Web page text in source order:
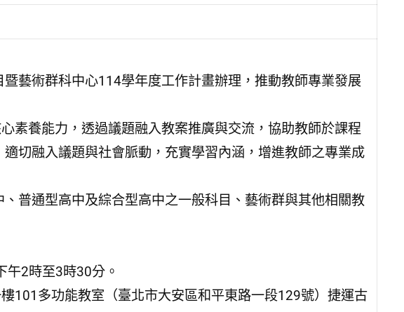
藝術群科中心114學年度工作計畫辦理，推動教師專業發展
素養能力，透過議題融入教案推廣與交流，協助教師於課程
切融入議題與社會脈動，充實學習內涵，增進教師之專業成
普通型高中及綜合型高中之一般科目、藝術群與其他相關教
2時至3時30分。
101多功能教室（臺北市大安區和平東路一段129號）捷運古